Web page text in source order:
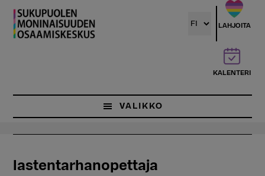
Hyppää
pääsisältöön
LAHJOITA
KALENTERI
VALIKKO
lastentarhanopettaja